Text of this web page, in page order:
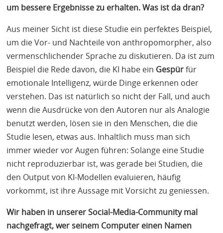
um bessere Ergebnisse zu erhalten. Was ist da dran?
Aus meiner Sicht ist diese Studie ein perfektes Beispiel,
um die Vor- und Nachteile von anthropomorpher, also
vermenschlichender Sprache zu diskutieren. Da ist zum
Beispiel die Rede davon, die KI habe ein Gespürfür
emotionale Intelligenz, würde Dinge erkennen oder
verstehen. Das ist natürlich so nicht der Fall, und auch
wenn die Ausdrücke von den Autoren nur als Analogie
benutzt werden, lösen sie in den Menschen, die die
Studie lesen, etwas aus. Inhaltlich muss man sich
immer wieder vor Augen führen: Solange eine Studie
nicht reproduzierbar ist, was gerade bei Studien, die
den Output von KI-Modellen evaluieren, häufig
vorkommt, ist ihre Aussage mit Vorsicht zu geniessen.
Wir haben in unserer Social-Media-Community mal
nachgefragt, wer seinem Computer einen Namen